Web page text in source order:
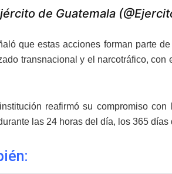
de Guatemala
que estas acciones forman parte
transnacional y el narcotráfico,
reafirmó su compromiso
las 24 horas del día, los 365 días